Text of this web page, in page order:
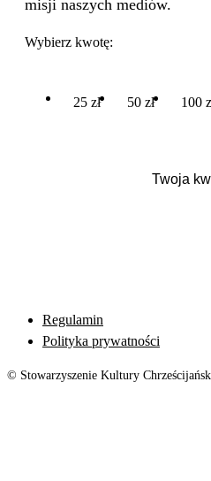
misji naszych mediów.
Wybierz kwotę:
25 zł 50 zł 100
Regulamin
Polityka prywatności
© Stowarzyszenie Kultury